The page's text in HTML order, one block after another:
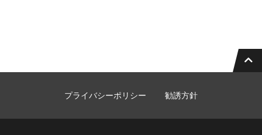
プライバシーポリシー 勧誘方針